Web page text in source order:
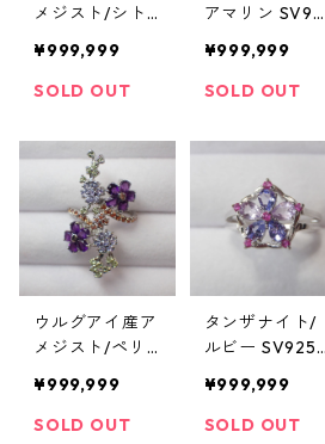
メジスト/シト
SV925/WGメ
ッキ リング 約
¥999,999
SOLD OUT
アマリン SV92
キ リング 2.8g 1
3号/4x3mm
¥999,999
SOLD OUT
ウルグアイ産ア
メジスト/ペリ
イア/タンザナ
イト SV925/K1
¥999,999
SOLD OUT
タンザナイト/
ルビー SV925/
グ 2.3g 10号/4x
3mm
¥999,999
SOLD OUT